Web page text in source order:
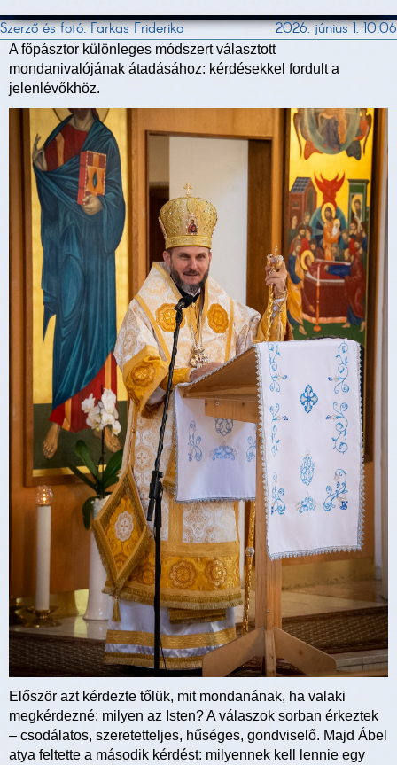
Szerző és fotó: Farkas Friderika 2026. június 1. 10:06
A főpásztor különleges módszert választott
mondanivalójának átadásához: kérdésekkel fordult a
jelenlévőkhöz.
Először azt kérdezte tőlük, mit mondanának, ha valaki
megkérdezné: milyen az Isten? A válaszok sorban érkeztek
– csodálatos, szeretetteljes, hűséges, gondviselő. Majd Ábel
atya feltette a második kérdést: milyennek kell lennie egy